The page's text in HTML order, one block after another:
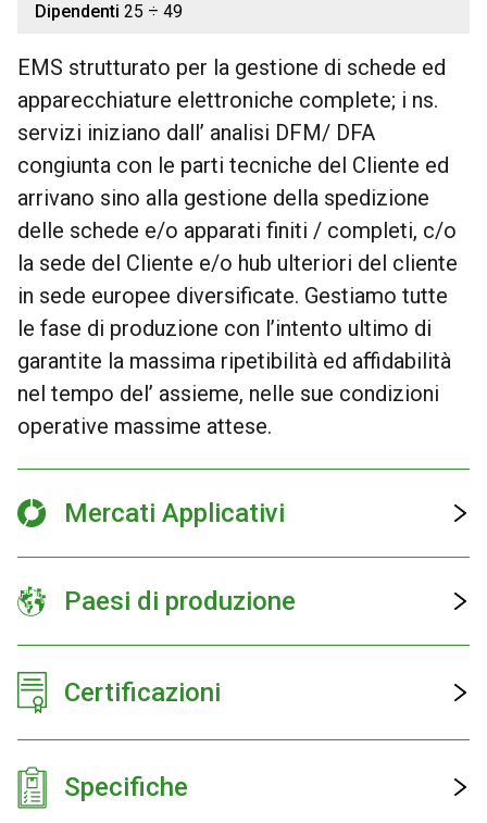
Dipendenti 25 ÷ 49
EMS strutturato per la gestione di schede ed
apparecchiature elettroniche complete; i ns.
servizi iniziano dall’ analisi DFM/ DFA
congiunta con le parti tecniche del Cliente ed
arrivano sino alla gestione della spedizione
delle schede e/o apparati finiti / completi, c/o
la sede del Cliente e/o hub ulteriori del cliente
in sede europee diversificate. Gestiamo tutte
le fase di produzione con l’intento ultimo di
garantite la massima ripetibilità ed affidabilità
nel tempo del’ assieme, nelle sue condizioni
operative massime attese.
Mercati Applicativi
Paesi di produzione
Certificazioni
Specifiche